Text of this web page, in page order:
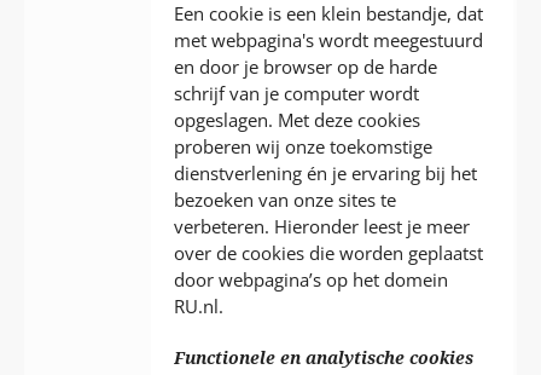
Een cookie is een klein bestandje, dat
met webpagina's wordt meegestuurd
en door je browser op de harde
schrijf van je computer wordt
opgeslagen. Met deze cookies
proberen wij onze toekomstige
dienstverlening én je ervaring bij het
bezoeken van onze sites te
verbeteren. Hieronder leest je meer
over de cookies die worden geplaatst
door webpagina’s op het domein
RU.nl.
Functionele en analytische cookies